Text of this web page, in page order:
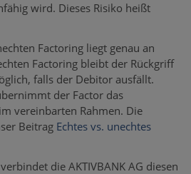
wird. Dieses Risiko heißt
Factoring liegt genau an
Factoring bleibt der Rückgriff
falls der Debitor ausfällt.
der Factor das
vereinbarten Rahmen. Die
Beitrag Echtes vs. unechtes
verbindet die AKTIVBANK AG diesen